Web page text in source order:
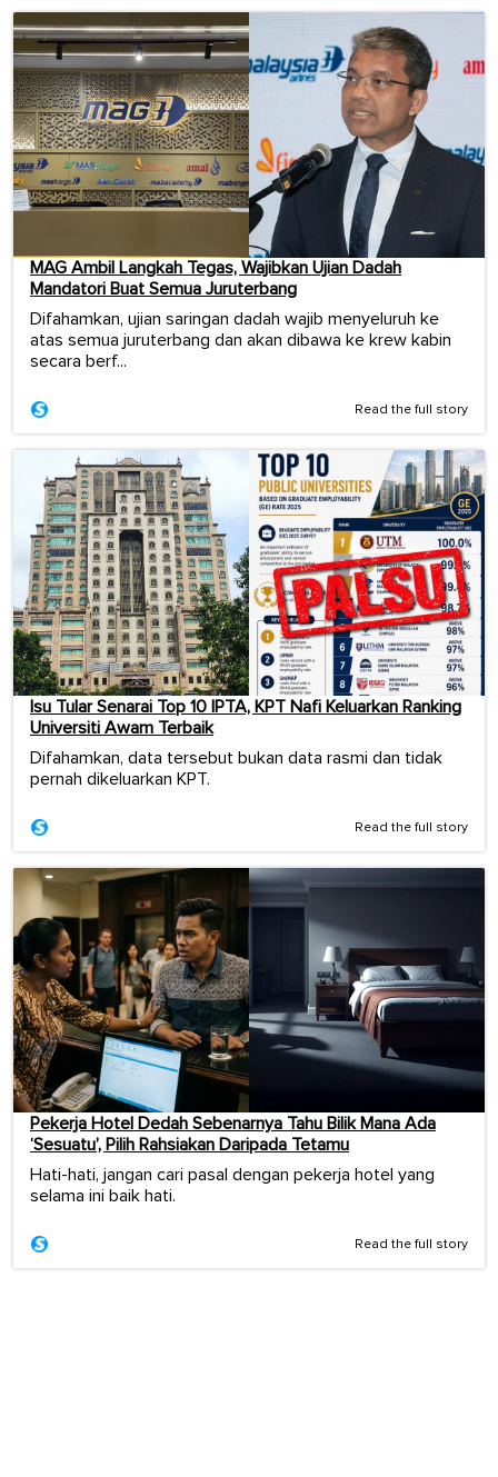
MAG Ambil Langkah Tegas, Wajibkan Ujian Dadah
Mandatori Buat Semua Juruterbang
Difahamkan, ujian saringan dadah wajib menyeluruh ke
atas semua juruterbang dan akan dibawa ke krew kabin
secara berf...
Read the full story
Isu Tular Senarai Top 10 IPTA, KPT Nafi Keluarkan Ranking
Universiti Awam Terbaik
Difahamkan, data tersebut bukan data rasmi dan tidak
pernah dikeluarkan KPT.
Read the full story
Pekerja Hotel Dedah Sebenarnya Tahu Bilik Mana Ada
‘Sesuatu’, Pilih Rahsiakan Daripada Tetamu
Hati-hati, jangan cari pasal dengan pekerja hotel yang
selama ini baik hati.
Read the full story